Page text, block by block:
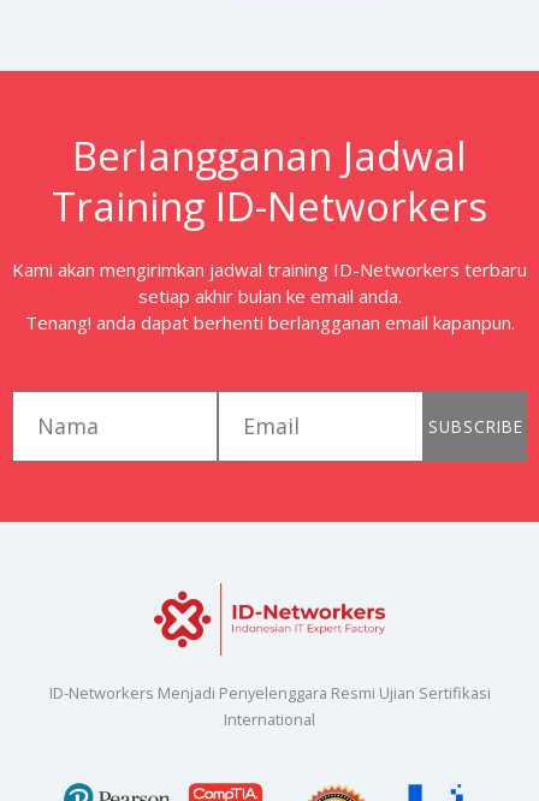
Berlangganan Jadwal
Training ID-Networkers
Kami akan mengirimkan jadwal training ID-Networkers terbaru
setiap akhir bulan ke email anda.
Tenang! anda dapat berhenti berlangganan email kapanpun.
SUBSCRIBE
ID-Networkers Menjadi Penyelenggara Resmi Ujian Sertifikasi
International